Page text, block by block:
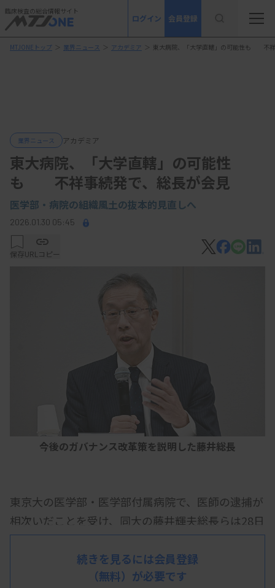
臨床検査の総合情報サイト
ログイン 会員登録
MTJONEトップ ＞ 業界ニュース ＞ アカデミア ＞ 東大病院、「大学直轄」の可能性も 不祥
業界ニュース アカデミア
東大病院、「大学直轄」の可能性
も 不祥事続発で、総長が会見
医学部・病院の組織風土の抜本的見直しへ
2026.01.30 05:45
保存URLコピー
今後のガバナンス改革策を説明した藤井総長
東京大の医学部・医学部付属病院で、医師の逮捕が
相次いだことを受け、同大の藤井輝夫総長らは28日
に会見を開き、今後のガバナンス改革策の概要を説
明した。改革の一つとして、医学部・病院の組織風
土の抜本的見直しを図る構えだ。病院を医学部付属
続きを見るには会員登録
（無料）が必要です